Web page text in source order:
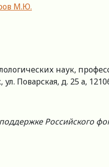
М.Ю.
наук,
Поварская, д. 25 а,
Российского